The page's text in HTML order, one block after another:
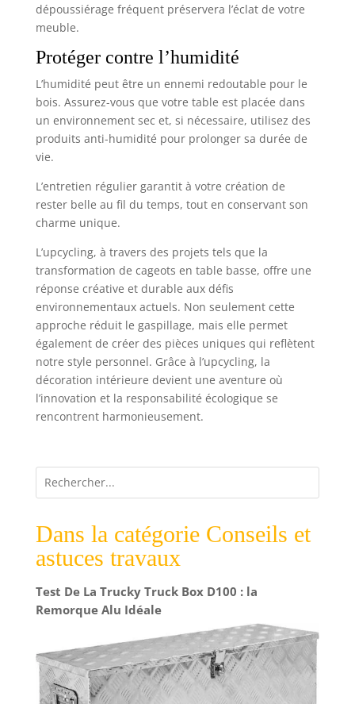
dépoussiérage fréquent préservera l’éclat de votre
meuble.
Protéger contre l’humidité
L’humidité peut être un ennemi redoutable pour le
bois. Assurez-vous que votre table est placée dans
un environnement sec et, si nécessaire, utilisez des
produits anti-humidité pour prolonger sa durée de
vie.
L’entretien régulier garantit à votre création de
rester belle au fil du temps, tout en conservant son
charme unique.
L’upcycling, à travers des projets tels que la
transformation de cageots en table basse, offre une
réponse créative et durable aux défis
environnementaux actuels. Non seulement cette
approche réduit le gaspillage, mais elle permet
également de créer des pièces uniques qui reflètent
notre style personnel. Grâce à l’upcycling, la
décoration intérieure devient une aventure où
l’innovation et la responsabilité écologique se
rencontrent harmonieusement.
Dans la catégorie Conseils et
astuces travaux
Test De La Trucky Truck Box D100 : la
Remorque Alu Idéale